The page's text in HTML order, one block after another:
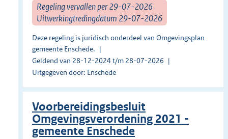
Regeling vervallen per 29-07-2026
Uitwerkingtredingdatum 29-07-2026
Deze regeling is juridisch onderdeel van Omgevingsplan
gemeente Enschede.
Geldend van 28-12-2024 t/m 28-07-2026
Uitgegeven door: Enschede
Voorbereidingsbesluit
Omgevingsverordening 2021 -
gemeente Enschede